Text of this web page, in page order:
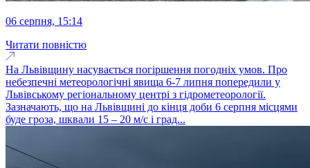
06 серпня, 15:14
Читати повністю
На Львівщину насувається погіршення погодніх умов. Про
небезпечні метеорологічні явища 6-7 липня попередили у
Львівському регіональному центрі з гідрометеорології.
Зазначають, що на Львівщині до кінця доби 6 серпня місцями
буде гроза, шквали 15 – 20 м/с і град...